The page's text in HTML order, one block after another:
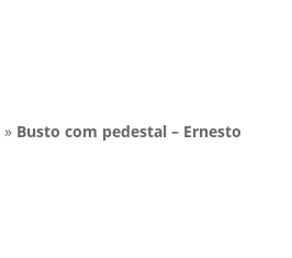
» Busto com pedestal – Ernesto